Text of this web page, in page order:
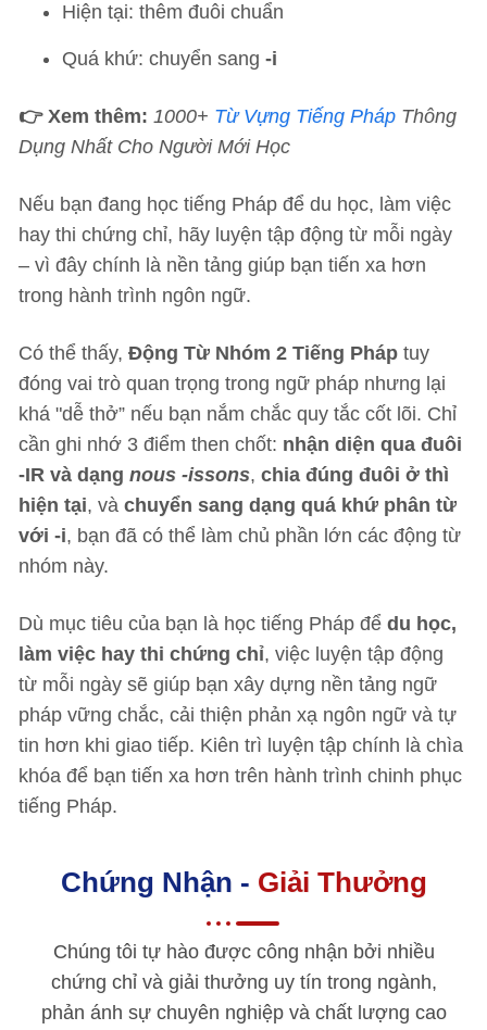
Hiện tại: thêm đuôi chuẩn
Quá khứ: chuyển sang -i
👉 Xem thêm: 1000+ Từ Vựng Tiếng Pháp Thông
Dụng Nhất Cho Người Mới Học
Nếu bạn đang học tiếng Pháp để du học, làm việc
hay thi chứng chỉ, hãy luyện tập động từ mỗi ngày
– vì đây chính là nền tảng giúp bạn tiến xa hơn
trong hành trình ngôn ngữ.
Có thể thấy, Động Từ Nhóm 2 Tiếng Pháp tuy
đóng vai trò quan trọng trong ngữ pháp nhưng lại
khá "dễ thở” nếu bạn nắm chắc quy tắc cốt lõi. Chỉ
cần ghi nhớ 3 điểm then chốt: nhận diện qua đuôi
-IR và dạng nous -issons, chia đúng đuôi ở thì
hiện tại, và chuyển sang dạng quá khứ phân từ
với -i, bạn đã có thể làm chủ phần lớn các động từ
nhóm này.
Dù mục tiêu của bạn là học tiếng Pháp để du học,
làm việc hay thi chứng chỉ, việc luyện tập động
từ mỗi ngày sẽ giúp bạn xây dựng nền tảng ngữ
pháp vững chắc, cải thiện phản xạ ngôn ngữ và tự
tin hơn khi giao tiếp. Kiên trì luyện tập chính là chìa
khóa để bạn tiến xa hơn trên hành trình chinh phục
tiếng Pháp.
Chứng Nhận - Giải Thưởng
Chúng tôi tự hào được công nhận bởi nhiều
chứng chỉ và giải thưởng uy tín trong ngành,
phản ánh sự chuyên nghiệp và chất lượng cao